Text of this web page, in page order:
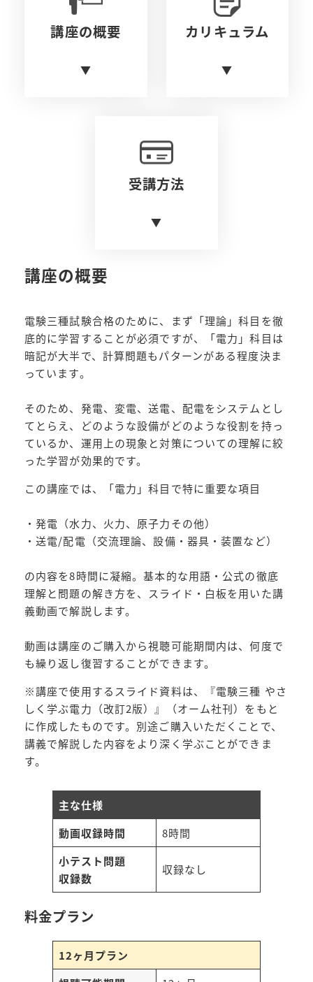
講座の概要
▼
カリキュラム
▼
受講方法
▼
講座の概要
電験三種試験合格のために、まず「理論」科目を徹
底的に学習することが必須ですが、「電力」科目は
暗記が大半で、計算問題もパターンがある程度決ま
っています。
そのため、発電、変電、送電、配電をシステムとし
てとらえ、どのような設備がどのような役割を持っ
ているか、運用上の現象と対策についての理解に絞
った学習が効果的です。
この講座では、「電力」科目で特に重要な項目
・発電（水力、火力、原子力その他）
・送電/配電（交流理論、設備・器具・装置など）
の内容を8時間に凝縮。基本的な用語・公式の徹底
理解と問題の解き方を、スライド・白板を用いた講
義動画で解説します。
動画は講座のご購入から視聴可能期間内は、何度で
も繰り返し復習することができます。
※講座で使用するスライド資料は、『電験三種 やさ
しく学ぶ電力（改訂2版）』（オーム社刊）をもと
に作成したものです。別途ご購入いただくことで、
講義で解説した内容をより深く学ぶことができま
す。
主な仕様
動画収録時間
8時間
小テスト問題
収録数
収録なし
料金プラン
12ヶ月プラン